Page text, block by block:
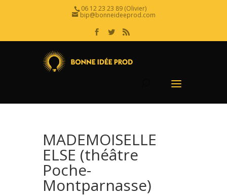
06 12 23 23 89 (Olivier)
bip@bonneideeprod.com
MADEMOISELLE
ELSE (théâtre
Poche-
Montparnasse)